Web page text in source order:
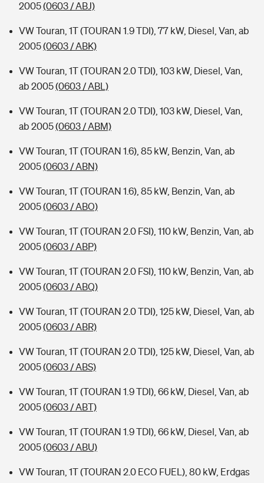
2005(0603 / ABJ)
VW Touran, 1T (TOURAN 1.9 TDI), 77 kW, Diesel, Van, ab
2005(0603 / ABK)
VW Touran, 1T (TOURAN 2.0 TDI), 103 kW, Diesel, Van,
ab 2005(0603 / ABL)
VW Touran, 1T (TOURAN 2.0 TDI), 103 kW, Diesel, Van,
ab 2005(0603 / ABM)
VW Touran, 1T (TOURAN 1.6), 85 kW, Benzin, Van, ab
2005(0603 / ABN)
VW Touran, 1T (TOURAN 1.6), 85 kW, Benzin, Van, ab
2005(0603 / ABO)
VW Touran, 1T (TOURAN 2.0 FSI), 110 kW, Benzin, Van, ab
2005(0603 / ABP)
VW Touran, 1T (TOURAN 2.0 FSI), 110 kW, Benzin, Van, ab
2005(0603 / ABQ)
VW Touran, 1T (TOURAN 2.0 TDI), 125 kW, Diesel, Van, ab
2005(0603 / ABR)
VW Touran, 1T (TOURAN 2.0 TDI), 125 kW, Diesel, Van, ab
2005(0603 / ABS)
VW Touran, 1T (TOURAN 1.9 TDI), 66 kW, Diesel, Van, ab
2005(0603 / ABT)
VW Touran, 1T (TOURAN 1.9 TDI), 66 kW, Diesel, Van, ab
2005(0603 / ABU)
VW Touran, 1T (TOURAN 2.0 ECO FUEL), 80 kW, Erdgas